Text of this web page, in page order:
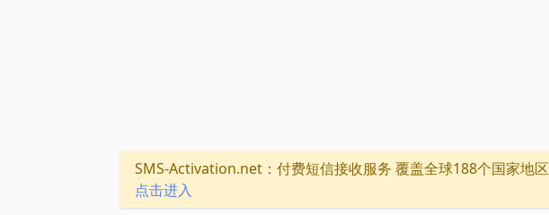
SMS-Activation.net：付费短信接收服务 覆盖全球188个国家
点击进入